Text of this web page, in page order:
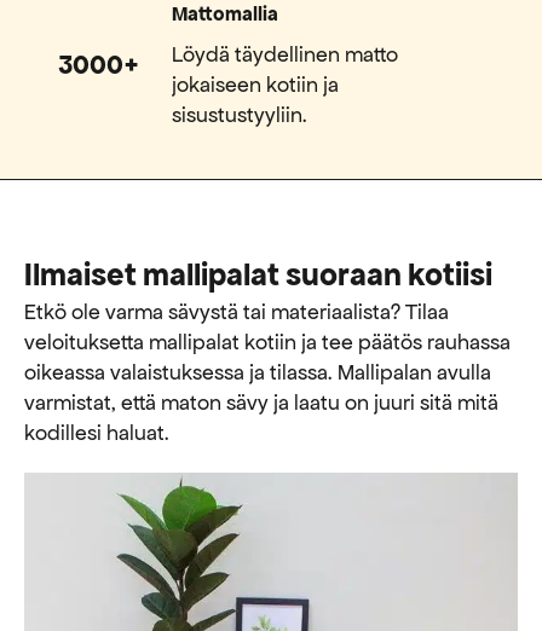
3000+
Mattomallia
Löydä täydellinen matto
jokaiseen kotiin ja
sisustustyyliin.
Ilmaiset mallipalat suoraan kotiisi
Etkö ole varma sävystä tai materiaalista? Tilaa
veloituksetta mallipalat kotiin ja tee päätös rauhassa
oikeassa valaistuksessa ja tilassa. Mallipalan avulla
varmistat, että maton sävy ja laatu on juuri sitä mitä
kodillesi haluat.